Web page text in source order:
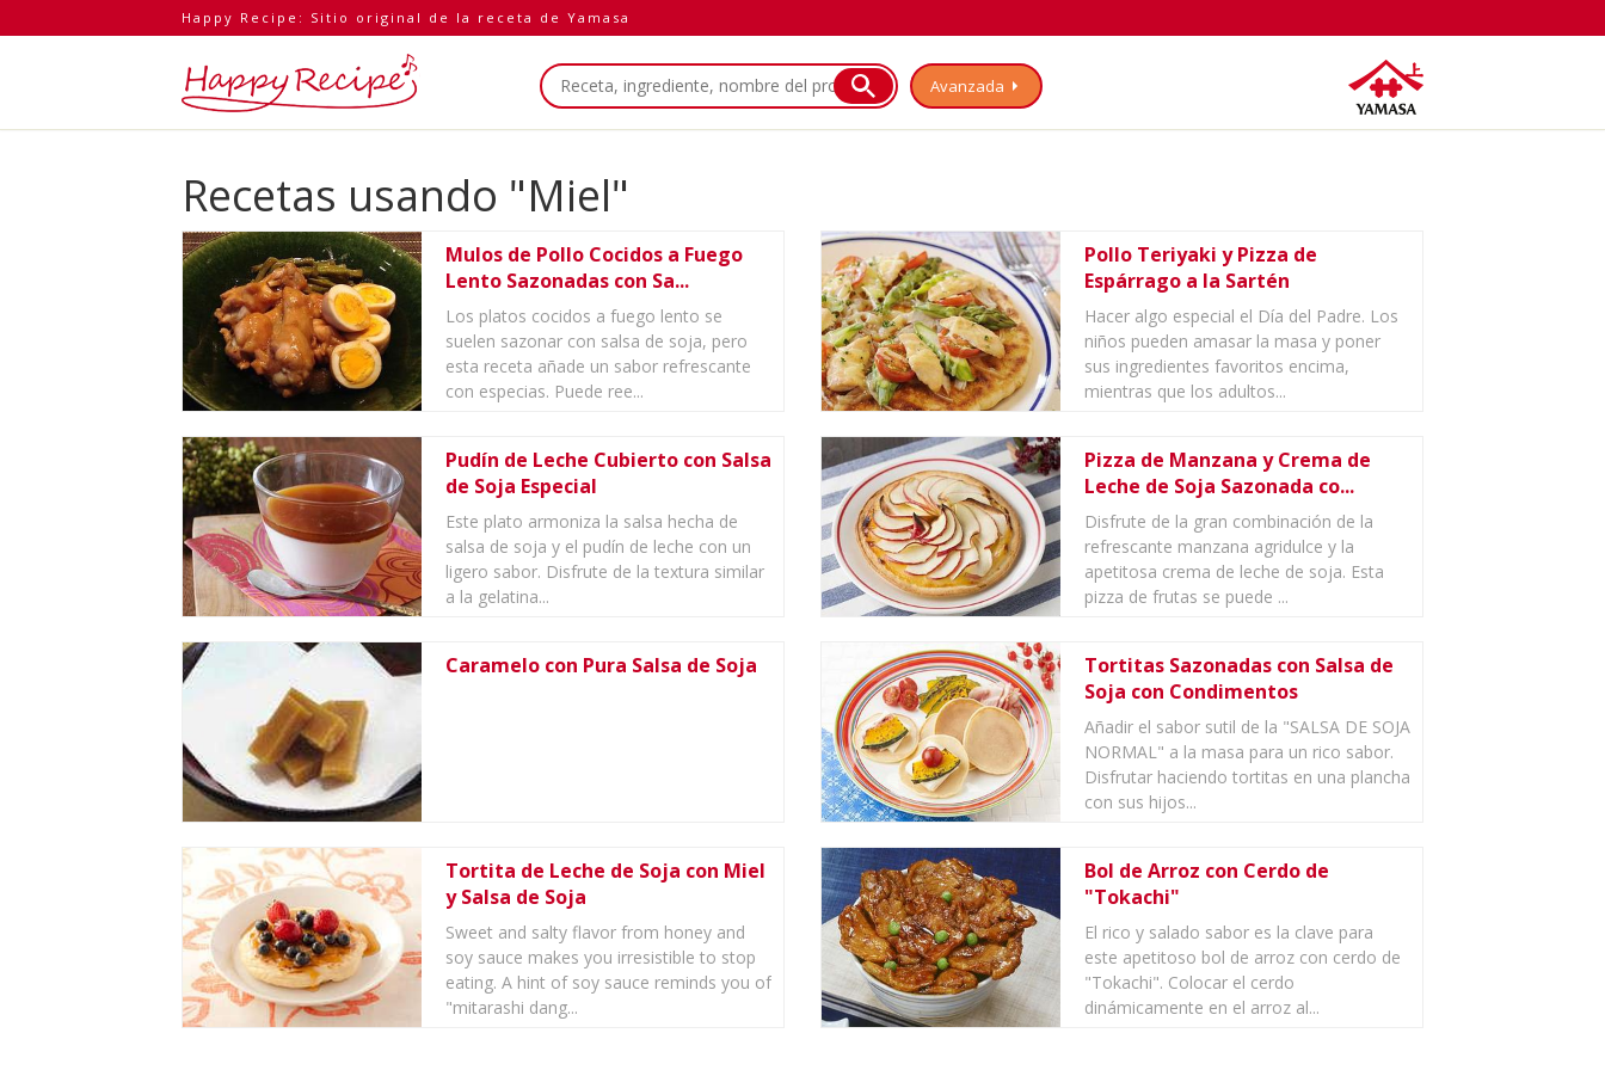
Happy Recipe: Sitio original de la receta de Yamasa
Avanzada
Recetas usando "Miel"
Mulos de Pollo Cocidos a Fuego
Lento Sazonadas con Sa...
Los platos cocidos a fuego lento se
suelen sazonar con salsa de soja, pero
esta receta añade un sabor refrescante
con especias. Puede ree...
Pollo Teriyaki y Pizza de
Espárrago a la Sartén
Hacer algo especial el Día del Padre. Los
niños pueden amasar la masa y poner
sus ingredientes favoritos encima,
mientras que los adultos...
Pudín de Leche Cubierto con Salsa
de Soja Especial
Este plato armoniza la salsa hecha de
salsa de soja y el pudín de leche con un
ligero sabor. Disfrute de la textura similar
a la gelatina...
Pizza de Manzana y Crema de
Leche de Soja Sazonada co...
Disfrute de la gran combinación de la
refrescante manzana agridulce y la
apetitosa crema de leche de soja. Esta
pizza de frutas se puede ...
Caramelo con Pura Salsa de Soja
Tortitas Sazonadas con Salsa de
Soja con Condimentos
Añadir el sabor sutil de la "SALSA DE SOJA
NORMAL" a la masa para un rico sabor.
Disfrutar haciendo tortitas en una plancha
con sus hijos...
Tortita de Leche de Soja con Miel
y Salsa de Soja
Sweet and salty flavor from honey and
soy sauce makes you irresistible to stop
eating. A hint of soy sauce reminds you of
"mitarashi dang...
Bol de Arroz con Cerdo de
"Tokachi"
El rico y salado sabor es la clave para
este apetitoso bol de arroz con cerdo de
"Tokachi". Colocar el cerdo
dinámicamente en el arroz al...